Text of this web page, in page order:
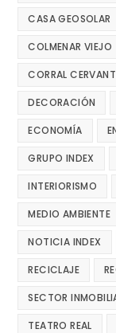
CASA GEOSOLAR
COLMENAR VIEJO
CORRAL
DECORACIÓN
ECONOMÍA
GRUPO INDEX
INTERIORISMO
MEDIO AMBIENTE
NOTICIA INDEX
RECICLAJE
SECTOR
TEATRO REAL